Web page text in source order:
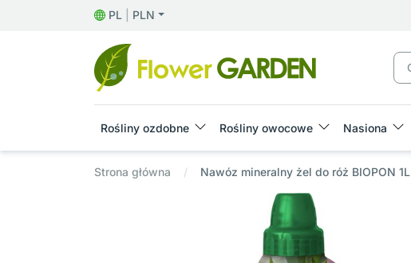
PL PLN
Rośliny ozdobne Rośliny owocowe Nasiona
Strona główna Nawóz mineralny żel do róż BIOPON 1L